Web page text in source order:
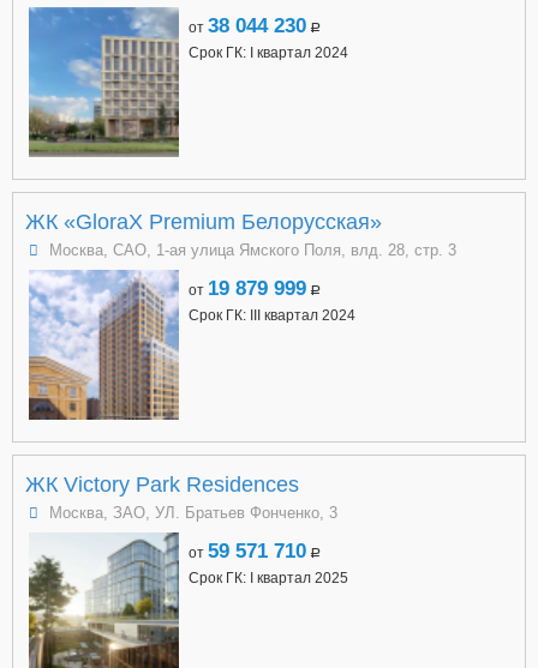
от 38 044 230 a
Срок ГК: I квартал 2024
ЖК «GloraX Premium Белорусская»
Москва, САО, 1-ая улица Ямского Поля, влд. 28, стр. 3
от 19 879 999 a
Срок ГК: III квартал 2024
ЖК Victory Park Residences
Москва, ЗАО, УЛ. Братьев Фонченко, 3
от 59 571 710 a
Срок ГК: I квартал 2025